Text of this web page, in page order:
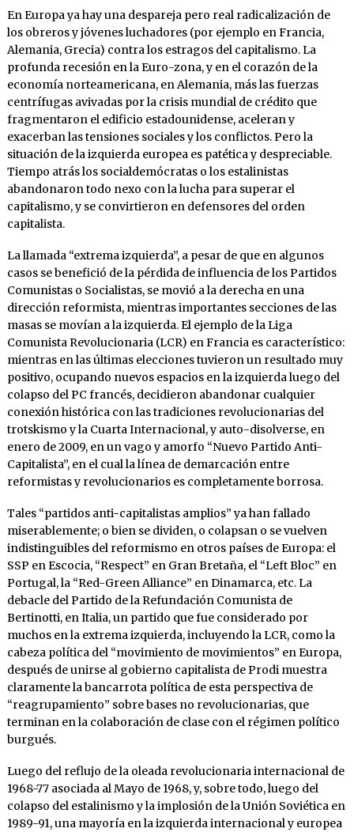
En Europa ya hay una despareja pero real radicalización de
los obreros y jóvenes luchadores (por ejemplo en Francia,
Alemania, Grecia) contra los estragos del capitalismo. La
profunda recesión en la Euro-zona, y en el corazón de la
economía norteamericana, en Alemania, más las fuerzas
centrífugas avivadas por la crisis mundial de crédito que
fragmentaron el edificio estadounidense, aceleran y
exacerban las tensiones sociales y los conflictos. Pero la
situación de la izquierda europea es patética y despreciable.
Tiempo atrás los socialdemócratas o los estalinistas
abandonaron todo nexo con la lucha para superar el
capitalismo, y se convirtieron en defensores del orden
capitalista.
La llamada “extrema izquierda”, a pesar de que en algunos
casos se benefició de la pérdida de influencia de los Partidos
Comunistas o Socialistas, se movió a la derecha en una
dirección reformista, mientras importantes secciones de las
masas se movían a la izquierda. El ejemplo de la Liga
Comunista Revolucionaria (LCR) en Francia es característico:
mientras en las últimas elecciones tuvieron un resultado muy
positivo, ocupando nuevos espacios en la izquierda luego del
colapso del PC francés, decidieron abandonar cualquier
conexión histórica con las tradiciones revolucionarias del
trotskismo y la Cuarta Internacional, y auto-disolverse, en
enero de 2009, en un vago y amorfo “Nuevo Partido Anti-
Capitalista”, en el cual la línea de demarcación entre
reformistas y revolucionarios es completamente borrosa.
Tales “partidos anti-capitalistas amplios” ya han fallado
miserablemente; o bien se dividen, o colapsan o se vuelven
indistinguibles del reformismo en otros países de Europa: el
SSP en Escocia, “Respect” en Gran Bretaña, el “Left Bloc” en
Portugal, la “Red-Green Alliance” en Dinamarca, etc. La
debacle del Partido de la Refundación Comunista de
Bertinotti, en Italia, un partido que fue considerado por
muchos en la extrema izquierda, incluyendo la LCR, como la
cabeza política del “movimiento de movimientos” en Europa,
después de unirse al gobierno capitalista de Prodi muestra
claramente la bancarrota política de esta perspectiva de
“reagrupamiento” sobre bases no revolucionarias, que
terminan en la colaboración de clase con el régimen político
burgués.
Luego del reflujo de la oleada revolucionaria internacional de
1968-77 asociada al Mayo de 1968, y, sobre todo, luego del
colapso del estalinismo y la implosión de la Unión Soviética en
1989-91, una mayoría en la izquierda internacional y europea